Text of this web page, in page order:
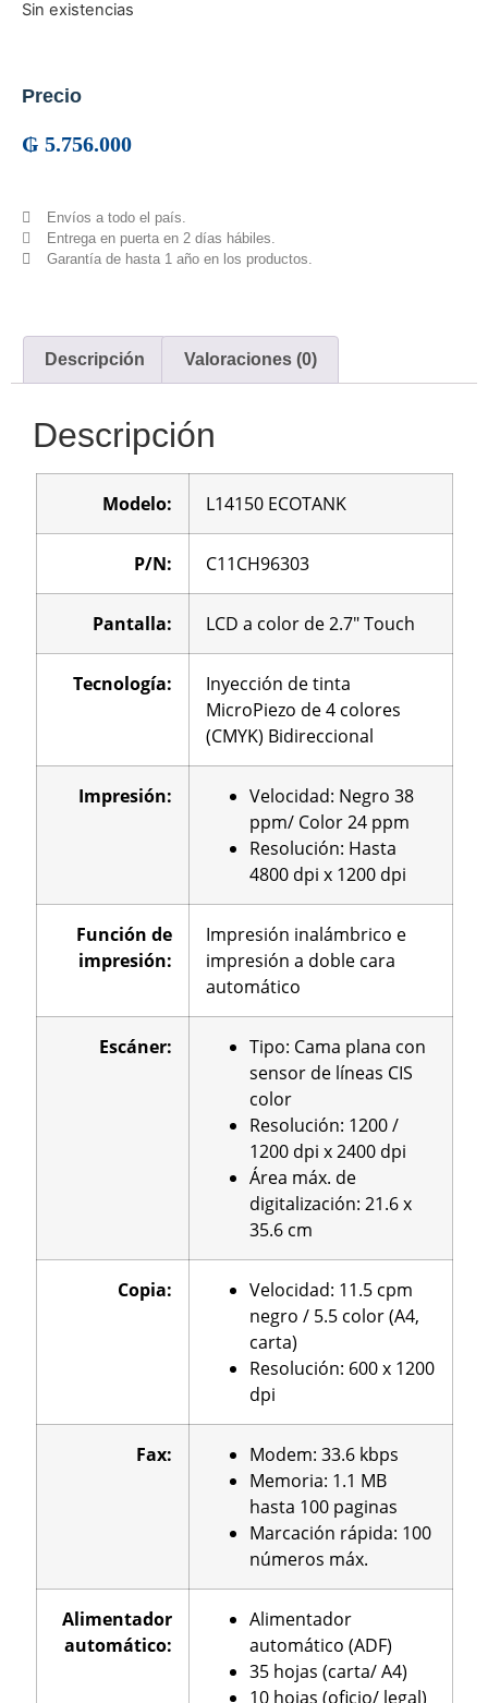
Sin existencias
Precio
₲ 5.756.000
Envíos a todo el país.
Entrega en puerta en 2 días hábiles.
Garantía de hasta 1 año en los productos.
Descripción Valoraciones (0)
Descripción
Modelo: L14150 ECOTANK
P/N: C11CH96303
Pantalla: LCD a color de 2.7″ Touch
Tecnología:
Inyección de tinta
MicroPiezo de 4 colores
(CMYK) Bidireccional
Impresión:
Velocidad: Negro 38
ppm/ Color 24 ppm
Resolución: Hasta
4800 dpi x 1200 dpi
Función de
impresión:
Impresión inalámbrico e
impresión a doble cara
automático
Escáner:
Tipo: Cama plana con
sensor de líneas CIS
color
Resolución: 1200 /
1200 dpi x 2400 dpi
Área máx. de
digitalización: 21.6 x
35.6 cm
Copia:
Velocidad: 11.5 cpm
negro / 5.5 color (A4,
carta)
Resolución: 600 x 1200
dpi
Fax:
Modem: 33.6 kbps
Memoria: 1.1 MB
hasta 100 paginas
Marcación rápida: 100
números máx.
Alimentador
automático:
Alimentador
automático (ADF)
35 hojas (carta/ A4)
10 hojas (oficio/ legal)